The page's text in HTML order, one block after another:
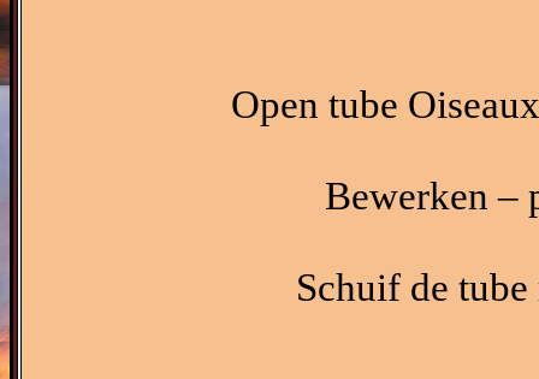
Open tube
Bewerken –
Schuif de